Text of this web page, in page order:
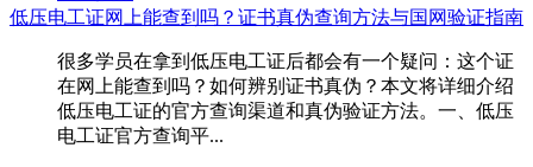
低压电工证网上能查到吗？证书真伪查询方法与国网验证指南
很多学员在拿到低压电工证后都会有一个疑问：这个证
在网上能查到吗？如何辨别证书真伪？本文将详细介绍
低压电工证的官方查询渠道和真伪验证方法。一、低压
电工证官方查询平...